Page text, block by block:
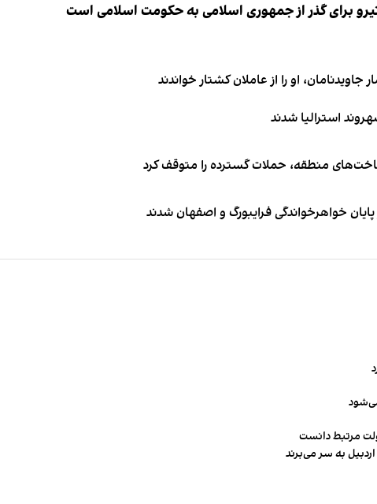
برای گذر از جمهوری اسلامی به حکومت اسلامی است
او را از عاملان کشتار خواندند
منطقه، حملات گسترده را متوقف کرد
خواهرخواندگی فرایبورگ و اصفهان شدند
مرتبط دانست